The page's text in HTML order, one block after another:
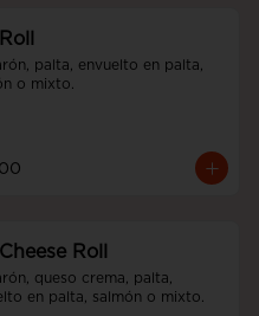
palta, envuelto en palta,
o mixto.
Roll
queso crema, palta,
en palta, salmón o mixto.